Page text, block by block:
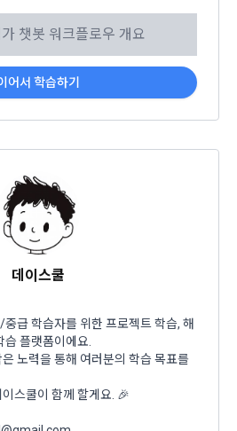
는 1)개인정보 취급위탁을 받는 자,
는 업무의 내용을 구매자에게 알리고
한 계약 이행을 위해 필요하고 구매
로써 고지 절차와 동의 절차를 거치
은 구매 신청에 대하여 다음 각 호에 해
다. 다만, 미성년자와 계약을 체결하
동의를 얻지 못하면 미성년자 본인
취소할 수 있다는 내용을 고지하여야
누락, 오기가 있는 경우
확인
인정보의 수집 및 이용목적에서 고지
이용자의 사전 동의 없이 동 범위를 초
.
해서 아래와 같이 개인정보를 위탁하
라 위탁계약 시 개인정보가 안전하게
사항을 규정하고 있습니다. 변동사항
인정보취급방침을 통해 고지하도록 하
내용
상자에 따른 소득신고 대행
발송 대행
한 절차를 통하여 개인정보를 제공 또
확인
확인
챗봇 워크플로우 개요
어서 학습하기
데이스쿨
급 학습자를 위한 프로젝트 학습, 해
플랫폼이에요.
노력을 통해 여러분의 학습 목표를
스쿨이 함께 할게요. 🎉